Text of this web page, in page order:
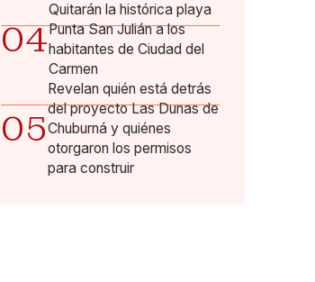
04
Quitarán la histórica playa
Punta San Julián a los
habitantes de Ciudad del
Carmen
05
Revelan quién está detrás
del proyecto Las Dunas de
Chuburná y quiénes
otorgaron los permisos
para construir